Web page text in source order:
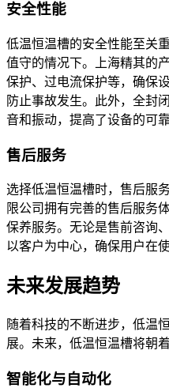
安全性能
低温恒温槽的安全性能至关
值守的情况下。上海精其的
保护、过电流保护等，确保
防止事故发生。此外，全封
音和振动，提高了设备的可
售后服务
选择低温恒温槽时，售后服
限公司拥有完善的售后服务
保养服务。无论是售前咨询
以客户为中心，确保用户在
未来发展趋势
随着科技的不断进步，低温
展。未来，低温恒温槽将朝
智能化与自动化